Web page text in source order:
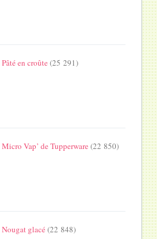
Pâté en croûte(25 291)
Micro Vap’ de Tupperware(22 850)
Nougat glacé(22 848)